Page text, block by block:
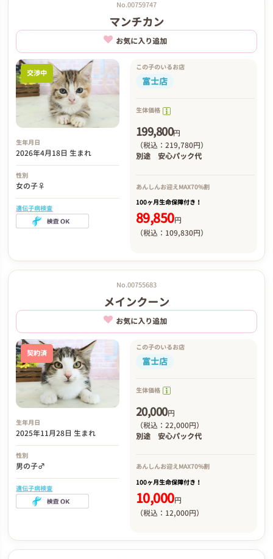
No.00759747
マンチカン
お気に入り追加
交渉中
生年月日
2026年4月18日 生まれ
性別
女の子♀
遺伝子病検査
この子のいるお店
富士店
生体価格
199,800円
（税込：219,780円）
別途 安心パック代
あんしんお迎え MAX70%割
100ヶ月生命保障付き！
89,850円
（税込：109,830円）
No.00755683
メインクーン
お気に入り追加
契約済
生年月日
2025年11月28日 生まれ
性別
男の子♂
遺伝子病検査
この子のいるお店
富士店
生体価格
20,000円
（税込：22,000円）
別途 安心パック代
あんしんお迎えMAX70%割
100ヶ月生命保障付き！
10,000円
（税込：12,000円）